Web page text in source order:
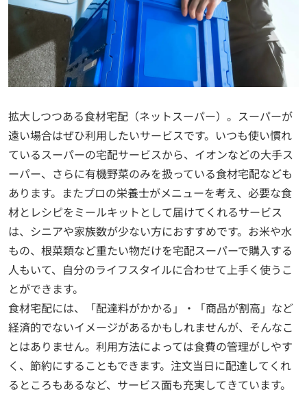
拡大しつつある食材宅配（ネットスーパー）。スーパーが
遠い場合はぜひ利用したいサービスです。いつも使い慣れ
ているスーパーの宅配サービスから、イオンなどの大手ス
ーパー、さらに有機野菜のみを扱っている食材宅配なども
あります。またプロの栄養士がメニューを考え、必要な食
材とレシピをミールキットとして届けてくれるサービス
は、シニアや家族数が少ない方におすすめです。お米や水
もの、根菜類など重たい物だけを宅配スーパーで購入する
人もいて、自分のライフスタイルに合わせて上手く使うこ
とができます。
食材宅配には、「配達料がかかる」・「商品が割高」など
経済的でないイメージがあるかもしれませんが、そんなこ
とはありません。利用方法によっては食費の管理がしやす
く、節約にすることもできます。注文当日に配達してくれ
るところもあるなど、サービス面も充実してきています。